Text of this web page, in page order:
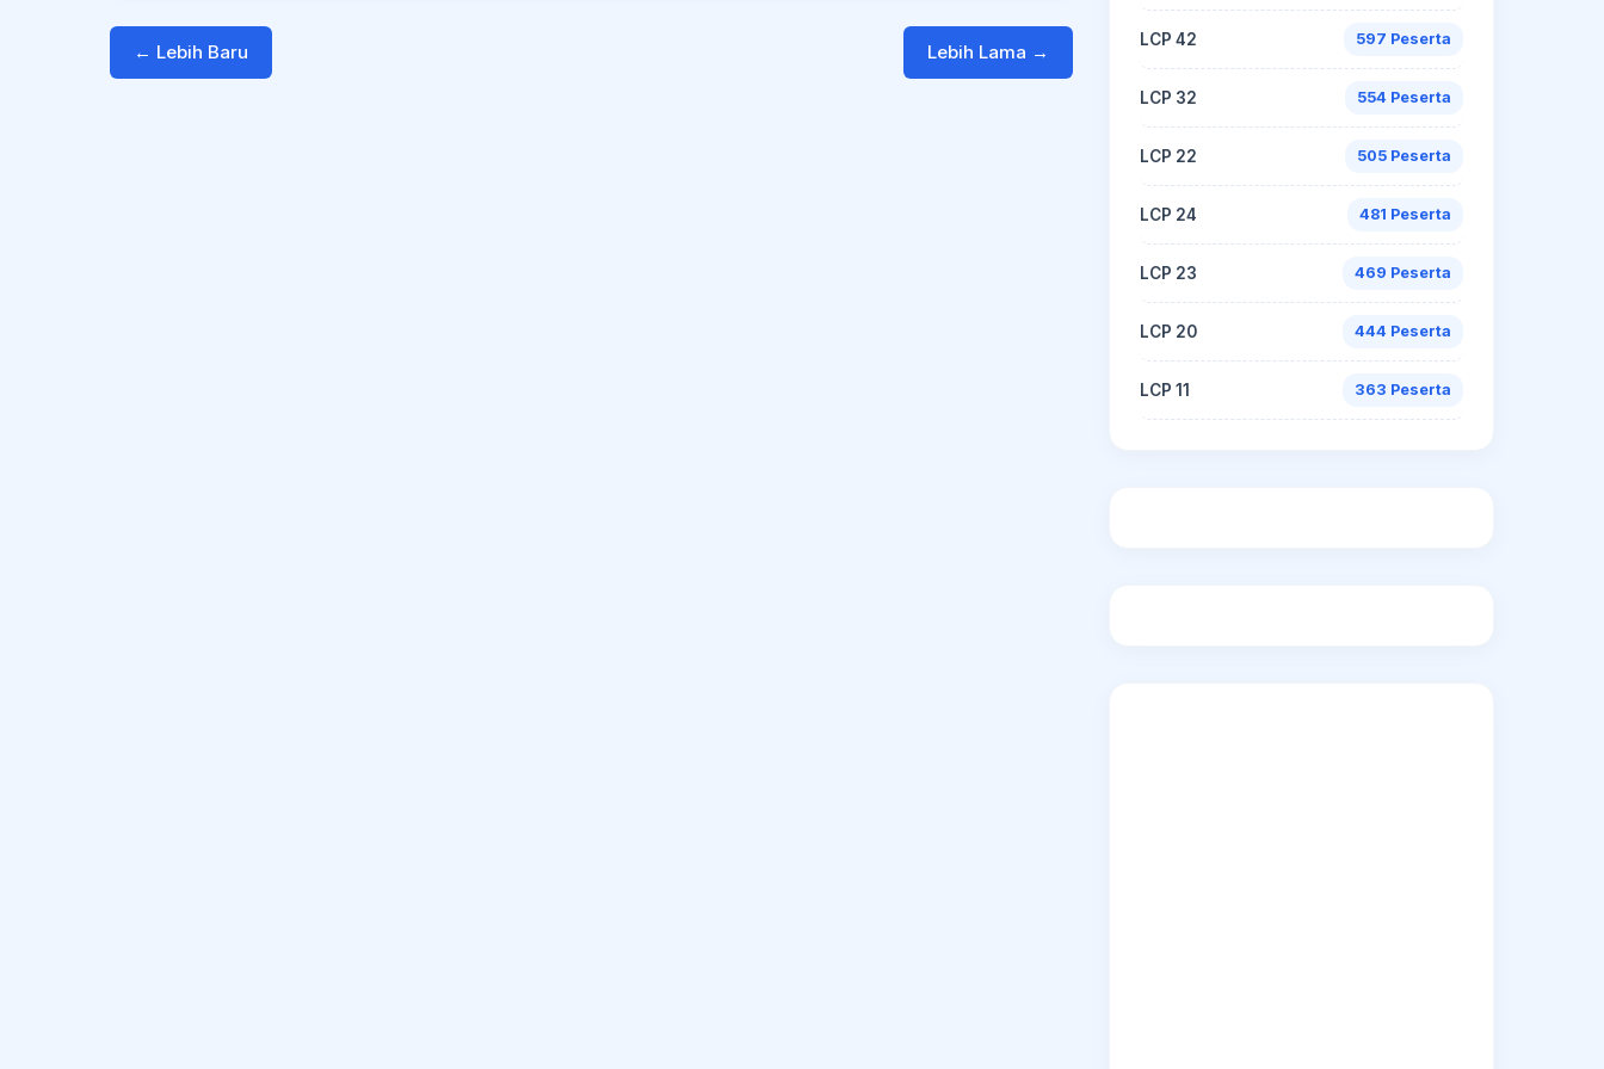
← Lebih Baru Lebih Lama →
LCP 42 597 Peserta
LCP 32 554 Peserta
LCP 22 505 Peserta
LCP 24 481 Peserta
LCP 23 469 Peserta
LCP 20 444 Peserta
LCP 11 363 Peserta